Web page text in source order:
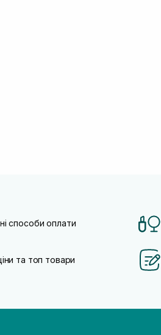
способи оплати
та топ товари